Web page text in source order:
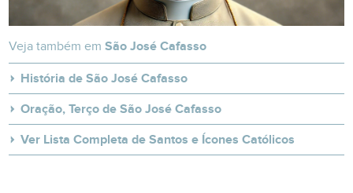
Veja também emSão José Cafasso
História de São José Cafasso
Oração, Terço de São José Cafasso
Ver Lista Completa de Santos e Ícones Católicos